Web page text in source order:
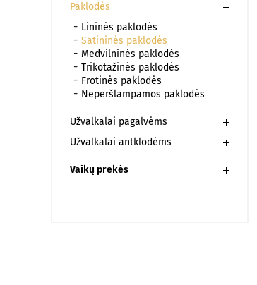
90x220x30 cm
90x220x35 cm
100x200x25 cm
100x200x30 cm
100x200x35 cm
100x210x25 cm
100x210x35 cm
Paklodės
Lininės paklodės
Satininės paklodės
Medvilninės paklodės
Trikotažinės paklodės
Frotinės paklodės
Neperšlampamos paklodės
Užvalkalai pagalvėms
Užvalkalai antklodėms
Vaikų prekės